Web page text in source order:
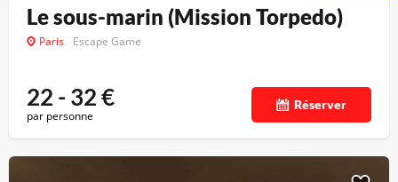
Le sous-marin (Mission Torpedo)
Paris Escape Game
22 - 32€
par personne
Réserver